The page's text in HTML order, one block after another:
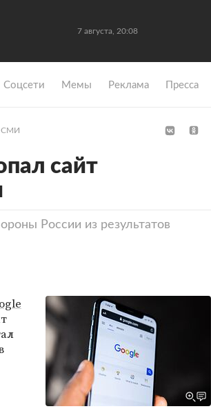
7 августа, 20:08
Coцсети Мемы Реклама Пресса
СМИ
сайт
России из результатов